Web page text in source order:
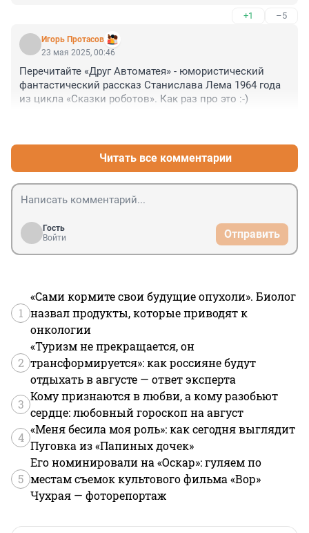
+1 –5
Игорь Протасов
23 мая 2025, 00:46
Перечитайте «Друг Автоматея» - юмористический
фантастический рассказ Станислава Лема 1964 года
из цикла «Сказки роботов». Как раз про это :-)
Читать все комментарии
Гость
Войти
Отправить
1
«Сами кормите свои будущие опухоли». Биолог
назвал продукты, которые приводят к
онкологии
2
«Туризм не прекращается, он
трансформируется»: как россияне будут
отдыхать в августе — ответ эксперта
3
Кому признаются в любви, а кому разобьют
сердце: любовный гороскоп на август
4
«Меня бесила моя роль»: как сегодня выглядит
Пуговка из «Папиных дочек»
5
Его номинировали на «Оскар»: гуляем по
местам съемок культового фильма «Вор»
Чухрая — фоторепортаж